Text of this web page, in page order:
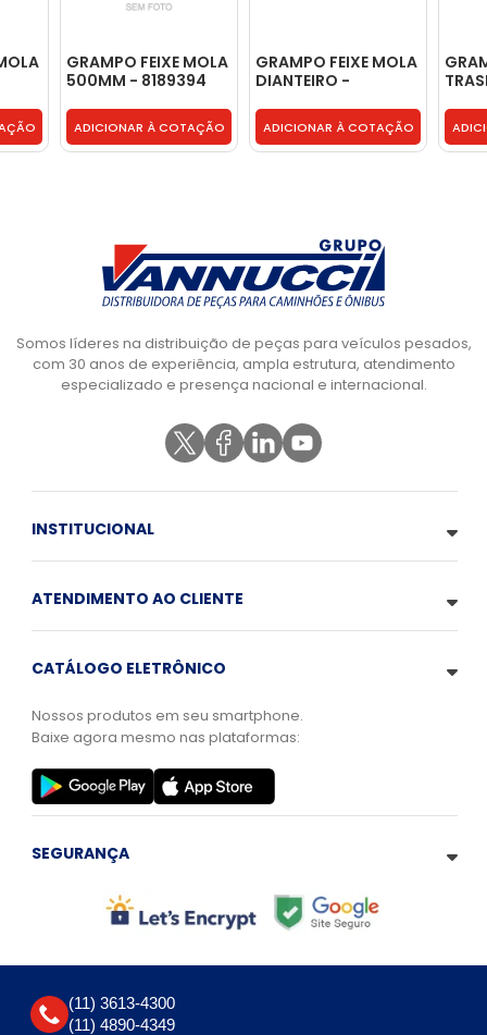
GRAMPO FEIXE MOLA
500MM - 8189394
ADICIONAR À COTAÇÃO
GRAMPO FEIXE MOLA
DIANTEIRO -
ADICIONAR À COTAÇÃO
Somos líderes na distribuição de peças para veículos pesados,
com 30 anos de experiência, ampla estrutura, atendimento
especializado e presença nacional e internacional.
INSTITUCIONAL
ATENDIMENTO AO CLIENTE
CATÁLOGO ELETRÔNICO
Nossos produtos em seu smartphone.
Baixe agora mesmo nas plataformas:
SEGURANÇA
(11) 3613-4300
(11) 4890-4349